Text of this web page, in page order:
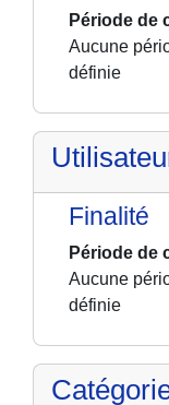
Période de
Aucune
définie
Finalité
Période de
Aucune
définie